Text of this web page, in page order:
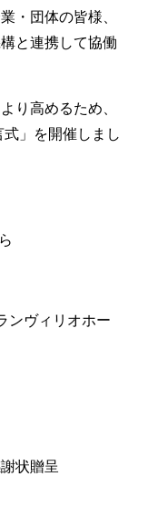
・団体の皆様、
と連携して協働
り高めるため、
式」を開催しまし
ンヴィリオホー
状贈呈